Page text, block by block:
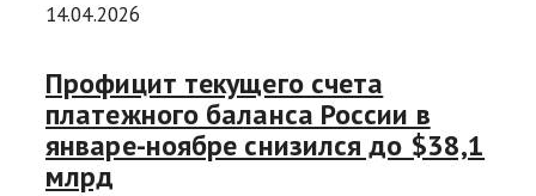
14.04.2026
Профицит текущего счета
платежного баланса России в
январе-ноябре снизился до $38,1
млрд